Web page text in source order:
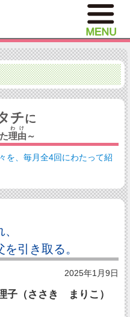
チに
理由
わけ
～
を、毎月全4回にわたって紹
引き取る。
2025年1月9日
（ささき まりこ）